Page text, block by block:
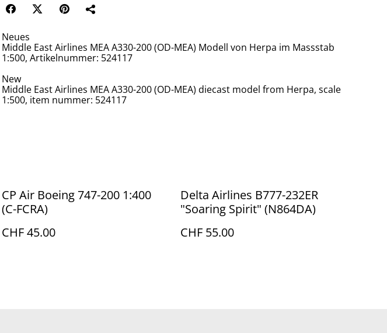
Neues
Middle East Airlines MEA A330-200 (OD-MEA) Modell von Herpa im Massstab
1:500, Artikelnummer: 524117
New
Middle East Airlines MEA A330-200 (OD-MEA) diecast model from Herpa, scale
1:500, item nummer: 524117
CP Air Boeing 747-200 1:400
(C-FCRA)
CHF 45.00
Delta Airlines B777-232ER
"Soaring Spirit" (N864DA)
CHF 55.00